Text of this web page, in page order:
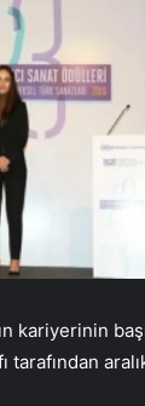
kariyerinin
tarafından